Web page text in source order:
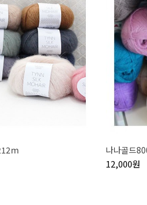
나나골드
12,000원